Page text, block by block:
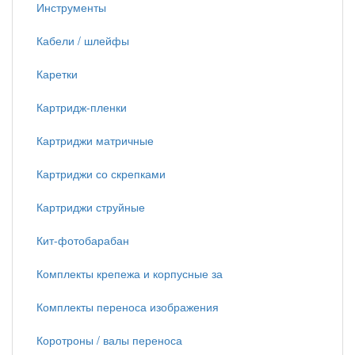
Инструменты
Кабели / шлейфы
Каретки
Картридж-пленки
Картриджи матричные
Картриджи со скрепками
Картриджи струйные
Кит-фотобарабан
Комплекты крепежа и корпусные за
Комплекты переноса изображения
Коротроны / валы переноса